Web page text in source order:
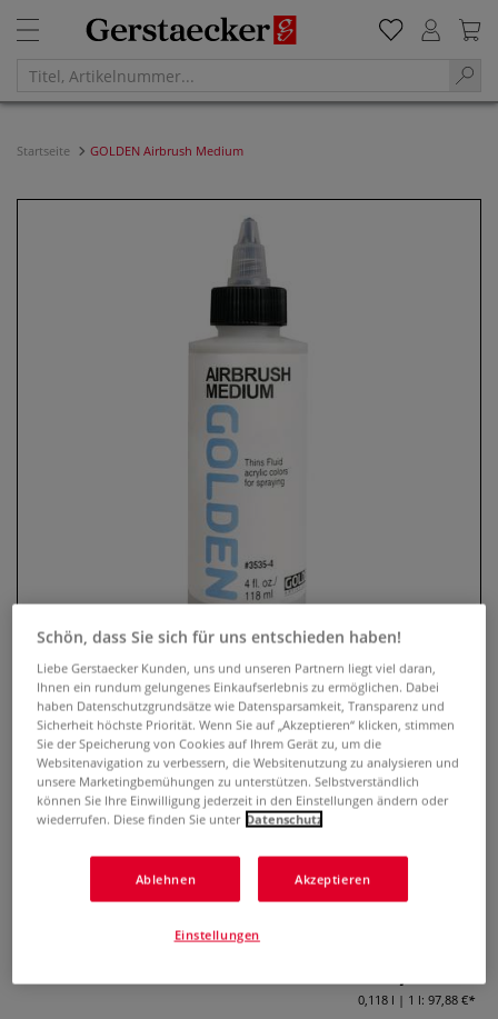
Startseite GOLDEN Airbrush Medium
GOLDEN Airbrush Medium
1 Bewertung
Fluid Acrylics für den Auftrag mit Spritzpistole. Es verringert
wirksam die Tendenz zum Verstopfen der Spritzpistole und
0,118 l | 1 l: 97,88 €
Schön, dass Sie sich für uns entschieden haben!
Liebe Gerstaecker Kunden, uns und unseren Partnern liegt viel daran,
Ihnen ein rundum gelungenes Einkaufserlebnis zu ermöglichen. Dabei
haben Datenschutzgrundsätze wie Datensparsamkeit, Transparenz und
Sicherheit höchste Priorität. Wenn Sie auf „Akzeptieren“ klicken, stimmen
Sie der Speicherung von Cookies auf Ihrem Gerät zu, um die
Websitenavigation zu verbessern, die Websitenutzung zu analysieren und
unsere Marketingbemühungen zu unterstützen. Selbstverständlich
können Sie Ihre Einwilligung jederzeit in den Einstellungen ändern oder
wiederrufen. Diese finden Sie unter Datenschutz
Ablehnen Akzeptieren
Einstellungen